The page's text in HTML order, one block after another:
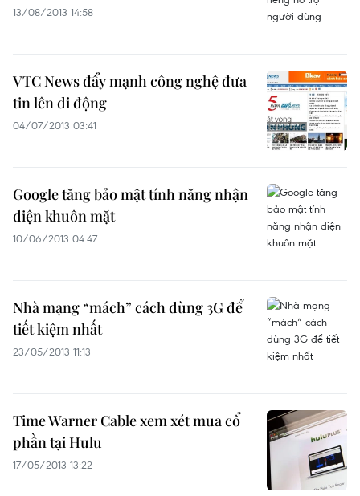
13/08/2013 14:58
VTC News đẩy mạnh công nghệ đưa
tin lên di động
04/07/2013 03:41
Google tăng bảo mật tính năng nhận
diện khuôn mặt
10/06/2013 04:47
Nhà mạng “mách” cách dùng 3G để
tiết kiệm nhất
23/05/2013 11:13
Time Warner Cable xem xét mua cổ
phần tại Hulu
17/05/2013 13:22